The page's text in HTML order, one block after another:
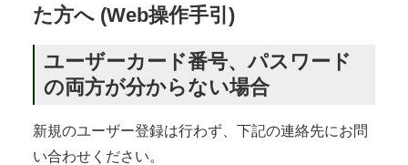
た方へ (Web操作手引)
ユーザーカード番号、パスワード
の両方が分からない場合
新規のユーザー登録は行わず、下記の連絡先にお問
い合わせください。